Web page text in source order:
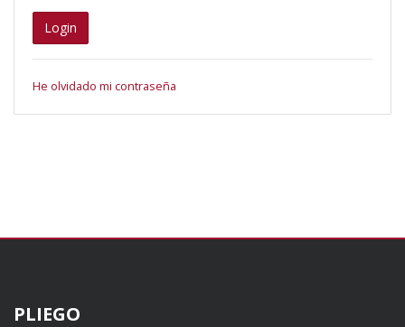
Login
He olvidado mi contraseña
PLIEGO